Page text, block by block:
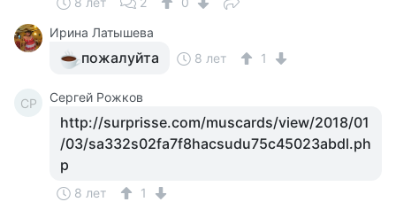
Ирина Латышева
пожалуйта 8 лет 1
СР Сергей Рожков
http://surprisse.com/muscards/view/2018/01
/03/sa332s02fa7f8hacsudu75c45023abdl.ph
p
8 лет 1